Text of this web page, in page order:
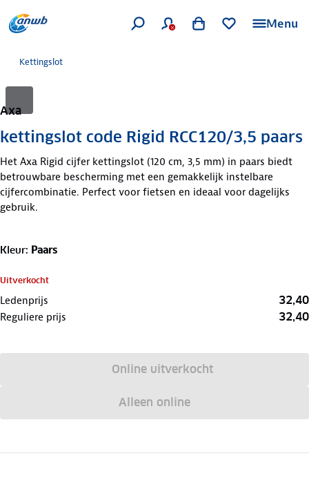
Menu
Kettingslot
Axa
kettingslot code Rigid RCC120/3,5 paars
Het Axa Rigid cijfer kettingslot (120 cm, 3,5 mm) in paars biedt
betrouwbare bescherming met een gemakkelijk instelbare
cijfercombinatie. Perfect voor fietsen en ideaal voor dagelijks
gebruik.
Kleur: Paars
Uitverkocht
Ledenprijs 32,40
Reguliere prijs 32,40
Online uitverkocht
Alleen online